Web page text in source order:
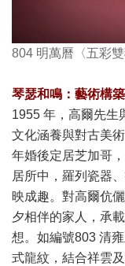
804 明萬曆〈五彩
琴瑟和鳴：藝術構
1955 年，高爾先生
文化涵養與對古美
年婚後定居芝加哥
居所中，羅列瓷器
映成趣。對高爾伉
夕相伴的家人，承
想。如編號803 清
式龍紋，結合祥雲